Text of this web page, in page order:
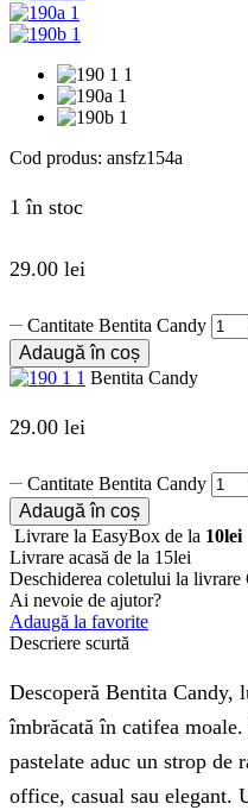
Cod produs: ansfz154a
1 în stoc
29.00 lei
Cantitate Bentita Candy
Adaugă în coș
Bentita Candy
29.00 lei
Cantitate Bentita Candy
Adaugă în coș
Livrare la EasyBox de la 10lei
Livrare acasă de la 15lei
Deschiderea coletului la livrare
Ai nevoie de ajutor?
Adaugă la favorite
Descriere scurtă
Descoperă Bentita Candy,
îmbrăcată în catifea
pastelate aduc un strop
office, casual sau elegant.